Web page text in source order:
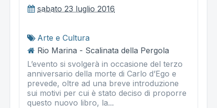
sabato 23 luglio 2016
Arte e Cultura
Rio Marina - Scalinata della Pergola
L’evento si svolgerà in occasione del terzo
anniversario della morte di Carlo d’Ego e
prevede, oltre ad una breve introduzione
sui motivi per cui è stato deciso di proporre
questo nuovo libro, la...